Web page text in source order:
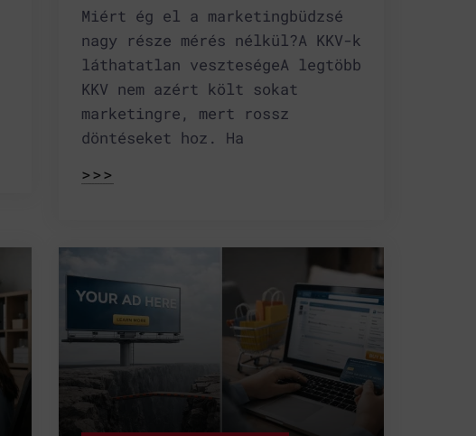
Miért ég el a marketingbüdzsé
nagy része mérés nélkül?A KKV-k
láthatatlan veszteségeA legtöbb
KKV nem azért költ sokat
marketingre, mert rossz
döntéseket hoz. Ha
>>>